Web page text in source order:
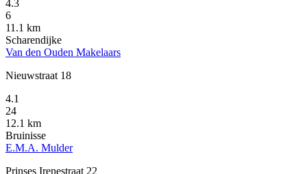
4.3
6
11.1 km
Scharendijke
Van den Ouden Makelaars
Nieuwstraat 18
4.1
24
12.1 km
Bruinisse
E.M.A. Mulder
Prinses Irenestraat 22